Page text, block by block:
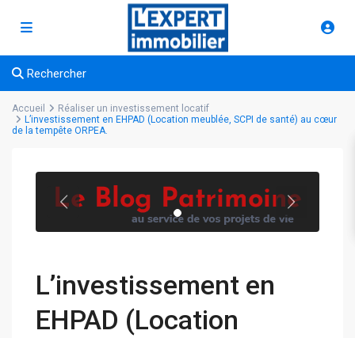
Rechercher
Accueil
Réaliser un investissement locatif
L’investissement en EHPAD (Location meublée, SCPI de santé) au cœur
de la tempête ORPEA.
L’investissement en
EHPAD (Location